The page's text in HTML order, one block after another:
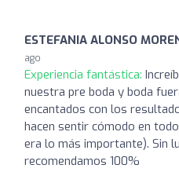
ESTEFANIA ALONSO
ago
Experiencia fantástica:
nuestra pre boda y boda
encantados con los
hacen sentir cómodo en
era lo más importante). Sin
recomendamos 100%